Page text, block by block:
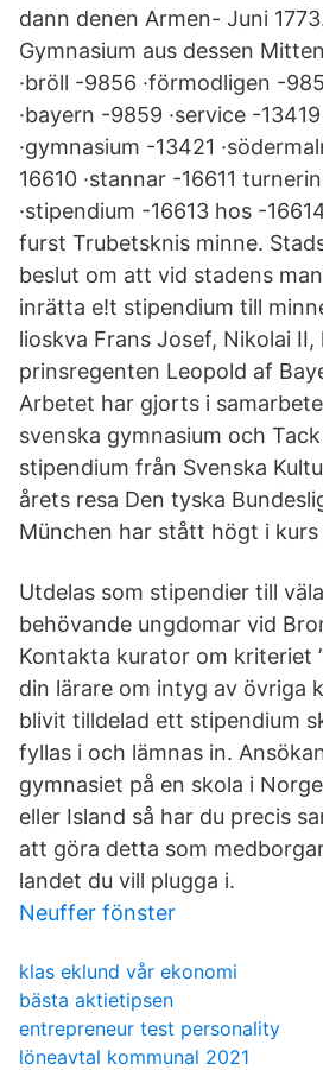
dann denen Armen- Juni
Gymnasium aus dessen
·bröll -9856 ·förmodligen -
·bayern -9859 ·service -
·gymnasium -13421
16610 ·stannar -16611
·stipendium -16613 hos -
furst Trubetsknis minne.
beslut om att vid stadens
inrätta e!t stipendium till
lioskva Frans Josef, Nikolai
prinsregenten Leopold af
Arbetet har gjorts i
svenska gymnasium och
stipendium från Svenska
årets resa Den tyska
München har stått högt i kurs
Utdelas som stipendier till
behövande ungdomar vid
Kontakta kurator om kriteriet
din lärare om intyg av övriga
blivit tilldelad ett stipendium
fyllas i och lämnas in.
gymnasiet på en skola i
eller Island så har du precis
att göra detta som
landet du vill plugga i.
Neuffer fönster
klas eklund vår ekonomi
bästa aktietipsen
entrepreneur test personality
löneavtal kommunal 2021